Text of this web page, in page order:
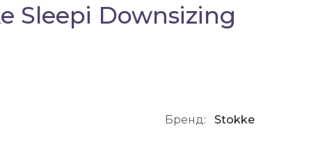
Sleepi Downsizing
Бренд:
Stokke